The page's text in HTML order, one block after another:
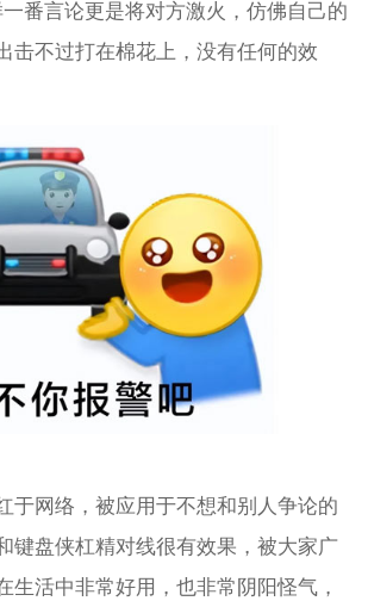
番言论更是将对方激火，仿佛自己的
击不过打在棉花上，没有任何的效
于网络，被应用于不想和别人争论的
键盘侠杠精对线很有效果，被大家广
生活中非常好用，也非常阴阳怪气，